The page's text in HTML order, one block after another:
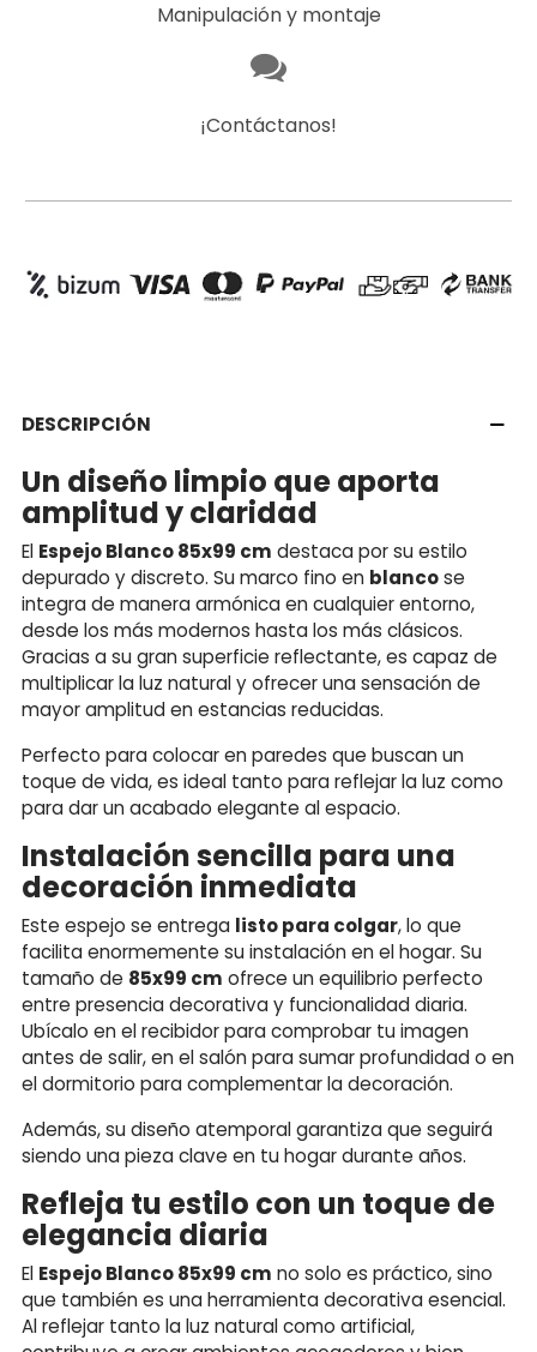
Manipulación y montaje
¡Contáctanos!
DESCRIPCIÓN
Un diseño limpio que aporta
amplitud y claridad
El Espejo Blanco 85x99 cm destaca por su estilo
depurado y discreto. Su marco fino en blancose
integra de manera armónica en cualquier entorno,
desde los más modernos hasta los más clásicos.
Gracias a su gran superficie reflectante, es capaz de
multiplicar la luz natural y ofrecer una sensación de
mayor amplitud en estancias reducidas.
Perfecto para colocar en paredes que buscan un
toque de vida, es ideal tanto para reflejar la luz como
para dar un acabado elegante al espacio.
Instalación sencilla para una
decoración inmediata
Este espejo se entrega listo para colgar, lo que
facilita enormemente su instalación en el hogar. Su
tamaño de 85x99 cm ofrece un equilibrio perfecto
entre presencia decorativa y funcionalidad diaria.
Ubícalo en el recibidor para comprobar tu imagen
antes de salir, en el salón para sumar profundidad o en
el dormitorio para complementar la decoración.
Además, su diseño atemporal garantiza que seguirá
siendo una pieza clave en tu hogar durante años.
Refleja tu estilo con un toque de
elegancia diaria
El Espejo Blanco 85x99 cm no solo es práctico, sino
que también es una herramienta decorativa esencial.
Al reflejar tanto la luz natural como artificial,